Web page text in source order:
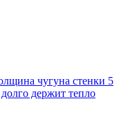
чугуна стенки 5
держит тепло